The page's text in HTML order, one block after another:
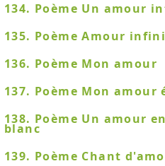
134. Poème Un amour
135. Poème Amour infini
136. Poème Mon amour
137. Poème Mon amour
138. Poème Un amour
blanc
139. Poème Chant